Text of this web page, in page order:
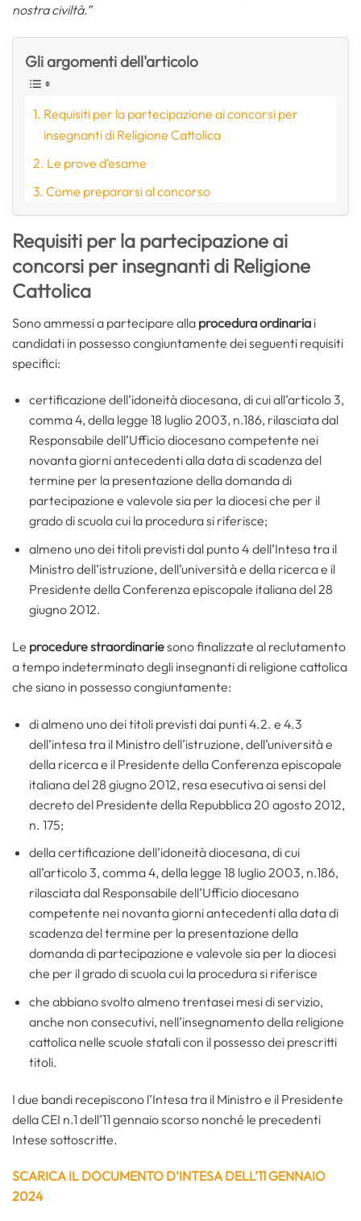
nostra civiltà.”
Gli argomenti dell'articolo
Requisiti per la partecipazione ai concorsi per
insegnanti di Religione Cattolica
Le prove d’esame
Come prepararsi al concorso
Requisiti per la partecipazione ai
concorsi per insegnanti di Religione
Cattolica
Sono ammessi a partecipare alla procedura ordinaria i
candidati in possesso congiuntamente dei seguenti requisiti
specifici:
certificazione dell’idoneità diocesana, di cui all’articolo 3,
comma 4, della legge 18 luglio 2003, n.186, rilasciata dal
Responsabile dell’Ufficio diocesano competente nei
novanta giorni antecedenti alla data di scadenza del
termine per la presentazione della domanda di
partecipazione e valevole sia per la diocesi che per il
grado di scuola cui la procedura si riferisce;
almeno uno dei titoli previsti dal punto 4 dell’Intesa tra il
Ministro dell’istruzione, dell’università e della ricerca e il
Presidente della Conferenza episcopale italiana del 28
giugno 2012.
Le procedure straordinariesono finalizzate al reclutamento
a tempo indeterminato degli insegnanti di religione cattolica
che siano in possesso congiuntamente:
di almeno uno dei titoli previsti dai punti 4.2. e 4.3
dell’intesa tra il Ministro dell’istruzione, dell’università e
della ricerca e il Presidente della Conferenza episcopale
italiana del 28 giugno 2012, resa esecutiva ai sensi del
decreto del Presidente della Repubblica 20 agosto 2012,
n. 175;
della certificazione dell’idoneità diocesana, di cui
all’articolo 3, comma 4, della legge 18 luglio 2003, n.186,
rilasciata dal Responsabile dell’Ufficio diocesano
competente nei novanta giorni antecedenti alla data di
scadenza del termine per la presentazione della
domanda di partecipazione e valevole sia per la diocesi
che per il grado di scuola cui la procedura si riferisce
che abbiano svolto almeno trentasei mesi di servizio,
anche non consecutivi, nell’insegnamento della religione
cattolica nelle scuole statali con il possesso dei prescritti
titoli.
I due bandi recepiscono l’Intesa tra il Ministro e il Presidente
della CEI n.1 dell’11 gennaio scorso nonché le precedenti
Intese sottoscritte.
SCARICA IL DOCUMENTO D’INTESA DELL’11 GENNAIO
2024